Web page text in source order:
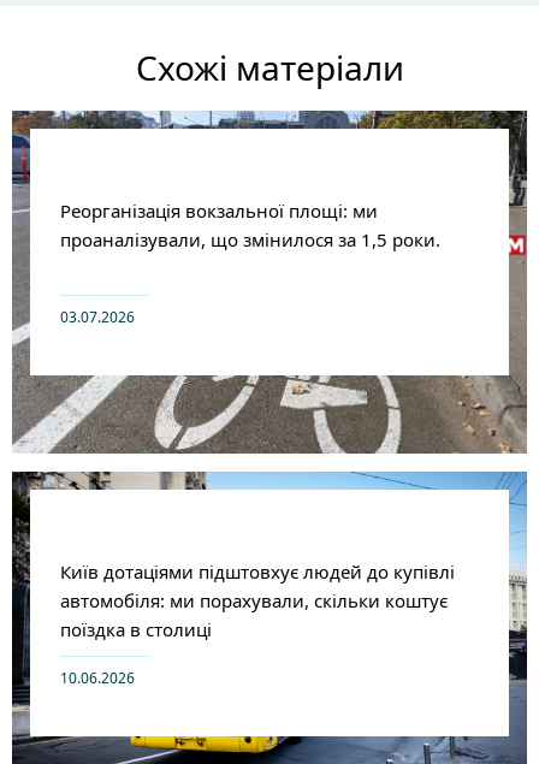
Схожі матеріали
Реорганізація вокзальної площі: ми
проаналізували, що змінилося за 1,5 роки.
03.07.2026
Київ дотаціями підштовхує людей до купівлі
автомобіля: ми порахували, скільки коштує
поїздка в столиці
10.06.2026